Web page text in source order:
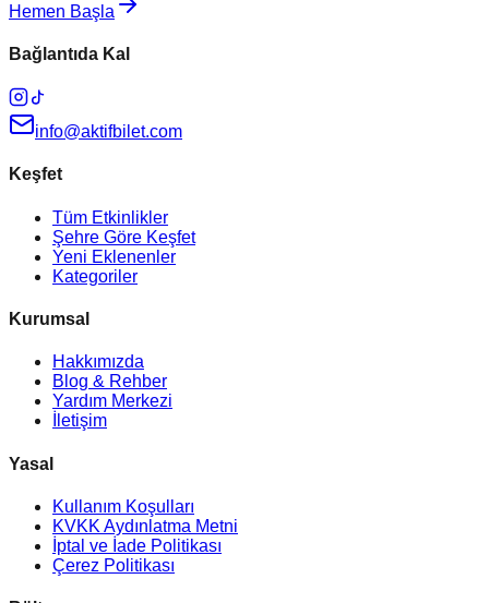
Hemen Başla
Bağlantıda Kal
info@aktifbilet.com
Keşfet
Tüm Etkinlikler
Şehre Göre Keşfet
Yeni Eklenenler
Kategoriler
Kurumsal
Hakkımızda
Blog & Rehber
Yardım Merkezi
İletişim
Yasal
Kullanım Koşulları
KVKK Aydınlatma Metni
İptal ve İade Politikası
Çerez Politikası